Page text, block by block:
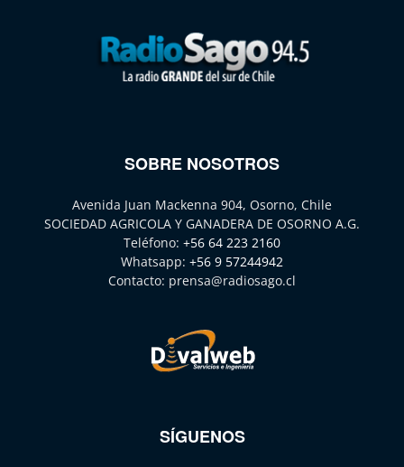
SOBRE NOSOTROS
Avenida Juan Mackenna 904, Osorno, Chile
SOCIEDAD AGRICOLA Y GANADERA DE OSORNO A.G.
Teléfono: +56 64 223 2160
Whatsapp: +56 9 57244942
Contacto: prensa@radiosago.cl
SÍGUENOS